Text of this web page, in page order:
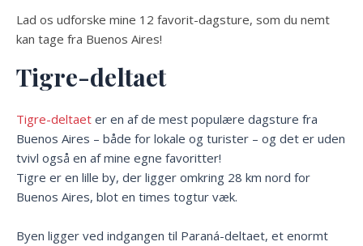
Lad os udforske mine 12 favorit-dagsture, som du nemt
kan tage fra Buenos Aires!
Tigre-deltaet
Tigre-deltaet er en af de mest populære dagsture fra
Buenos Aires – både for lokale og turister – og det er uden
tvivl også en af mine egne favoritter!
Tigre er en lille by, der ligger omkring 28 km nord for
Buenos Aires, blot en times togtur væk.
Byen ligger ved indgangen til Paraná-deltaet, et enormt